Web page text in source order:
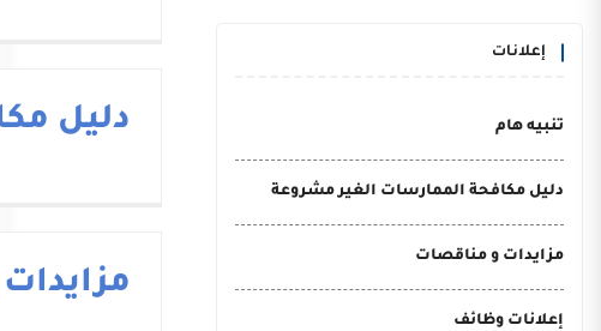
إعلانات
تنبيه هام
دليل مكافحة الممارسات الغير مشروعة
مزايدات و مناقصات
إعلانات وظائف
دليل